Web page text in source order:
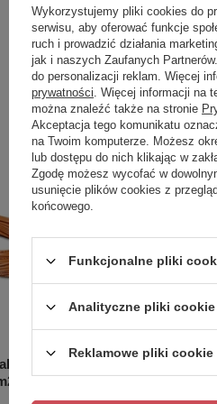
grzewczym, który podczas
tkaniny w pętle w równych
znacznie łatwiejsza w
także zapewniony jest
powierzchniowej.
Dwużyłowy przewód grzejny -
znajduje się tylko na jednym
Podczas instalacji nie ma
połączenia z kablem.
Maty nie wolno umieszczać
prysznice, toalety itp., a także
uniemożliwiającymi swobodny
Minimalna odległość
która zapobiega rozpraszaniu
Możliwy jest montaż i
Przez połączenie rozumie się
równolegle do wyjścia
jednocześnie. Nie ma
z końcem drugiej.
Nie stosując wystarczającej
pod systemem grzewczym,
produkcji (dni):
Gwarancja w miesiącach
Zobacz
Poprzedni z tej kategorii
200W
WARM TILES
grzejna 4,2m2,
Wykorzystujemy pliki cookies do
serwisu, aby oferować funkcje
ruch i prowadzić działania
jak i naszych Zaufanych
do personalizacji reklam. Więcej
prywatności . Więcej informacji na
można znaleźć także na stronie
Akceptacja tego komunikatu
na Twoim komputerze. Możesz
lub dostępu do nich klikając w
Zgodę możesz wycofać w
usunięcie plików cookies z
końcowego.
Funkcjonalne pliki
Analityczne pliki cookie
Reklamowe pliki cookie